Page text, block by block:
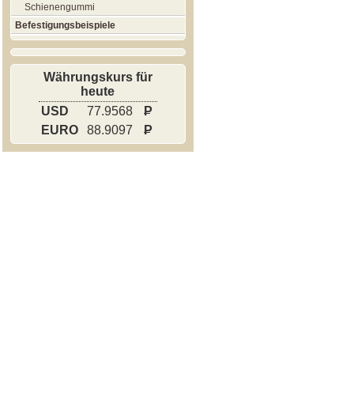
Schienengummi
Befestigungsbeispiele
Währungskurs für
heute
USD
77.9568
P
EURO
88.9097 P